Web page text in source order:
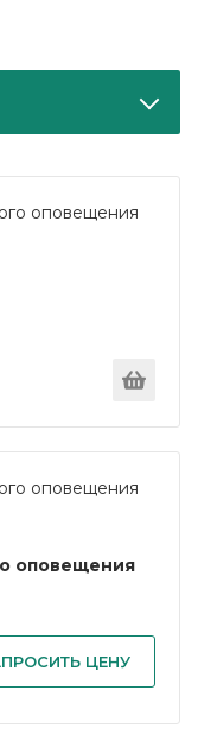
оповещения
ЦЕНУ